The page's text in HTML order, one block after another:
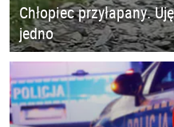
Chłopiec przyłapany.
jedno